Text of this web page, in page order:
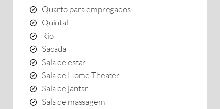
Quarto para empregados
Quintal
Rio
Sacada
Sala de estar
Sala de Home Theater
Sala de jantar
Sala de massagem